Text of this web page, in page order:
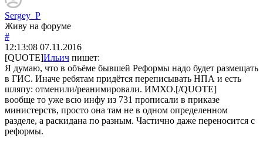
Sergey_P
Живу на форуме
#
12:13:08 07.11.2016
[QUOTE]Ильич пишет:
Я думаю, что в объёме бывшей Реформы надо будет размещать
в ГИС. Иначе ребятам придётся переписывать НПА и есть
шляпу: отменили/реанимировали. ИМХО.[/QUOTE]
вообще то уже всю инфу из 731 прописали в приказе
министерств, просто она там не в одном определенном
разделе, а раскидана по разным. Частично даже переносится с
реформы.